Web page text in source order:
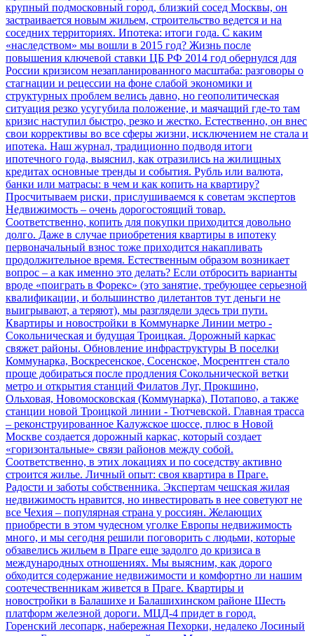
крупный подмосковный город, близкий сосед Москвы, он
застраивается новым жильем, строительство ведется и на
соседних территориях. Ипотека: итоги года. С каким
«наследством» мы вошли в 2015 год? Жизнь после
повышения ключевой ставки ЦБ РФ 2014 год обернулся для
России кризисом незапланированного масштаба: разговоры о
стагнации и рецессии на фоне слабой экономики и
структурных проблем велись давно, но геополитическая
ситуация резко усугубила положение, и маячащий где-то там
кризис наступил быстро, резко и жестко. Естественно, он внес
свои коррективы во все сферы жизни, исключением не стала и
ипотека. Наш журнал, традиционно подводя итоги
ипотечного года, выяснил, как отразились на жилищных
кредитах основные тренды и события. Рубль или валюта,
банки или матрасы: в чем и как копить на квартиру?
Просчитываем риски, прислушиваемся к советам экспертов
Недвижимость – очень дорогостоящий товар.
Соответственно, копить для покупки приходится довольно
долго. Даже в случае приобретения квартиры в ипотеку
первоначальный взнос тоже приходится накапливать
продолжительное время. Естественным образом возникает
вопрос – а как именно это делать? Если отбросить варианты
вроде «поиграть в Форекс» (это занятие, требующее серьезной
квалификации, и большинство дилетантов тут деньги не
выигрывают, а теряют), мы разглядели здесь три пути.
Квартиры и новостройки в Коммунарке Линии метро -
Сокольническая и будущая Троицкая. Дорожный каркас
свяжет районы. Обновление инфраструктуры В поселки
Коммунарка, Воскресенское, Сосенское, Мосрентген стало
проще добираться после продления Сокольнической ветки
метро и открытия станций Филатов Луг, Прокшино,
Ольховая, Новомосковская (Коммунарка), Потапово, а также
станции новой Троицкой линии - Тютчевской. Главная трасса
– реконструированное Калужское шоссе, плюс в Новой
Москве создается дорожный каркас, который создает
«горизонтальные» связи районов между собой.
Соответственно, в этих локациях и по соседству активно
строится жилье. Личный опыт: своя квартира в Праге.
Радости и заботы собственника. Экспертам чешская жилая
недвижимость нравится, но инвестировать в нее советуют не
все Чехия – популярная страна у россиян. Желающих
приобрести в этом чудесном уголке Европы недвижимость
много, и мы сегодня решили поговорить с людьми, которые
обзавелись жильем в Праге еще задолго до кризиса в
международных отношениях. Мы выясним, как дорого
обходится содержание недвижимости и комфортно ли нашим
соотечественникам живется в Праге. Квартиры и
новостройки в Балашихе и Балашихинском районе Шесть
платформ железной дороги. МЦД-4 придет в город.
Горенский лесопарк, набережная Пехорки, недалеко Лосиный